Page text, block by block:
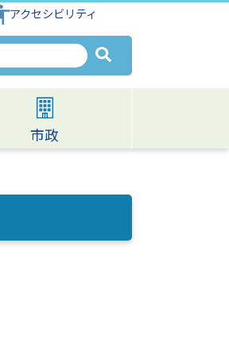
アクセシビリティ
市政